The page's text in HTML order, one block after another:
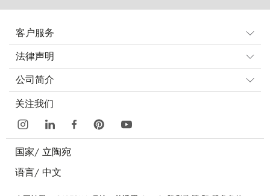
客户服务
法律声明
公司简介
关注我们
国家/ 立陶宛
语言/ 中文